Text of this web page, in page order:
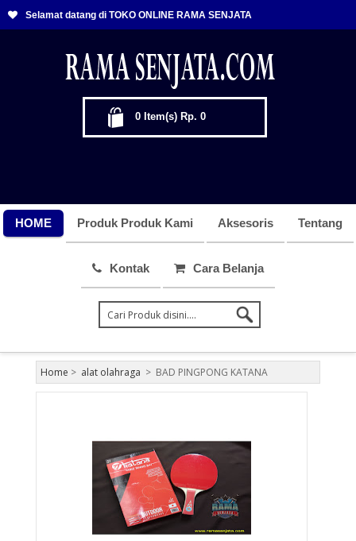
Selamat datang di TOKO ONLINE RAMA SENJATA
0 Item(s) Rp. 0
HOME Produk Produk Kami Aksesoris Tentang
Kontak Cara Belanja
Home > alat olahraga > BAD PINGPONG KATANA